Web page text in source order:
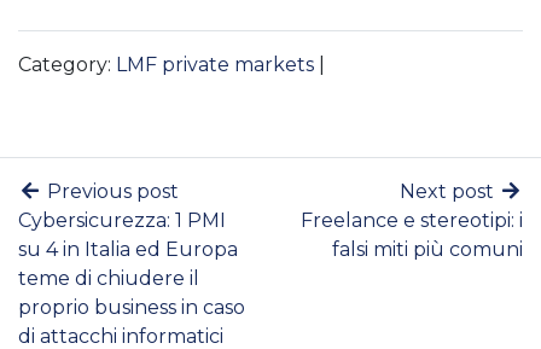
Category: LMF private markets
Previous post
Cybersicurezza: 1 PMI
su 4 in Italia ed Europa
teme di chiudere il
proprio business in caso
di attacchi informatici
Next post
Freelance e stereotipi: i
falsi miti più comuni